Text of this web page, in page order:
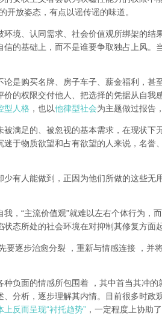
开放姿态，有点以谣传谣的味道。
境、认同需求、社会价值观所绑架的结
的基础上，而不是谁要争取独占上风。
是购买名牌、房子车子、薪金福利，甚
的权限交付他人、把选择的凭据从自我
型人格 ，也以他律型社会为主题做过报告
被满足的、被忽视的基本需求，在现状下
迷于物质欲望和占有欲望的人来说，名誉
有人能做到，正因为他们所做的这些无
， “主流价值观”就难以左右个体行为，
状态所处的社会环境在对抑制其修复方面
要逐步治愈分裂 ，重新与情感连接
，并
种负面的情感所包围着 ，其中首当其冲的
分析，逐步理解其内情。目前很多时政
上反而呈现“衬托趋势” ，一定程度上协助